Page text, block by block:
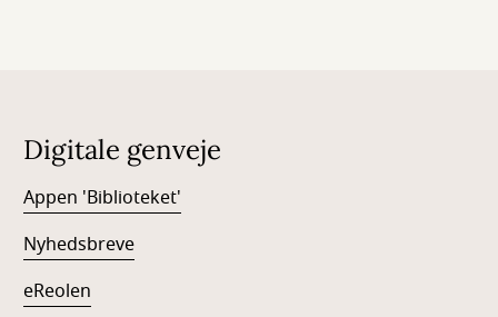
Digitale genveje
Appen 'Biblioteket'
Nyhedsbreve
eReolen